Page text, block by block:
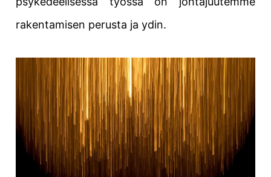
rakentamisen perusta ja ydin.